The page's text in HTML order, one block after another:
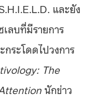
และยัง
ลบที่มีรายการ
กระโดดไปวงการ
The
นักข่าว